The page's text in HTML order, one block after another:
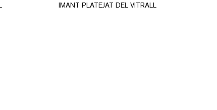
IMANT PLATEJAT DEL VITRALL